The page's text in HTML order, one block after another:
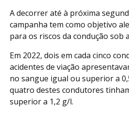
A decorrer até à próxima
campanha tem como objetivo
para os riscos da condução sob
Em 2022, dois em cada cinco
acidentes de viação
no sangue igual ou superior a
quatro destes condutores
superior a 1,2 g/l.